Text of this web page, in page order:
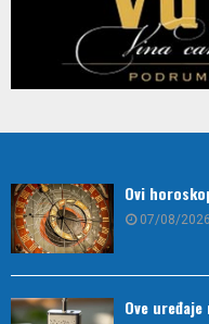
Ovi
07/08/2026
Ove